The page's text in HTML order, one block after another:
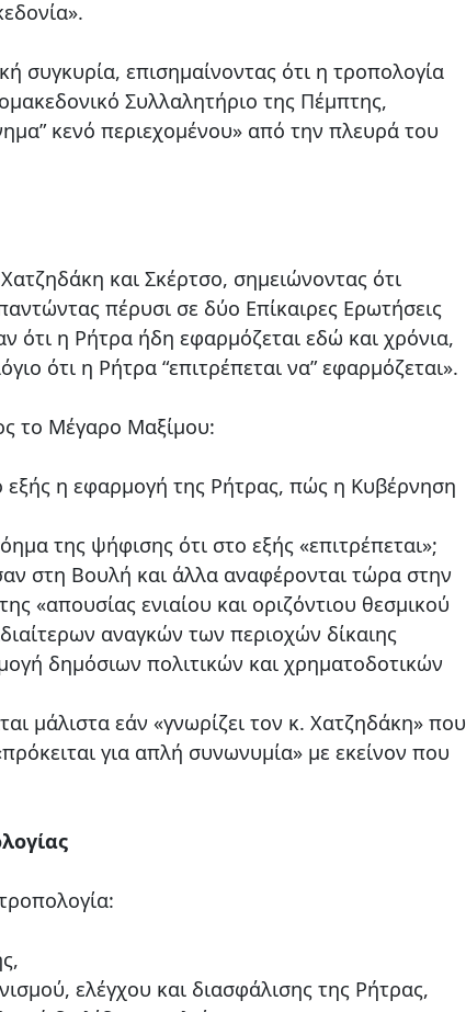
συγκυρία, επισημαίνοντας ότι η τροπολογία
Συλλαλητήριο της Πέμπτης,
κενό περιεχομένου» από την πλευρά του
και Σκέρτσο, σημειώνοντας ότι
πέρυσι σε δύο Επίκαιρες Ερωτήσεις
ότι η Ρήτρα ήδη εφαρμόζεται εδώ και χρόνια,
ότι η Ρήτρα “επιτρέπεται να” εφαρμόζεται».
το Μέγαρο Μαξίμου:
εξής η εφαρμογή της Ρήτρας, πώς η Κυβέρνηση
της ψήφισης ότι στο εξής «επιτρέπεται»;
στη Βουλή και άλλα αναφέρονται τώρα στην
«απουσίας ενιαίου και οριζόντιου θεσμικού
αναγκών των περιοχών δίκαιης
δημόσιων πολιτικών και χρηματοδοτικών
μάλιστα εάν «γνωρίζει τον κ. Χατζηδάκη» που
για απλή συνωνυμία» με εκείνον που
ελέγχου και διασφάλισης της Ρήτρας,